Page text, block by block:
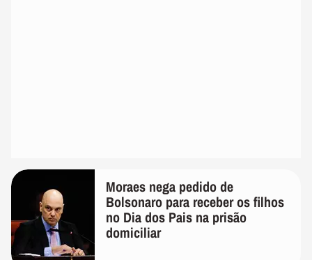
Moraes nega pedido de
Bolsonaro para receber os filhos
no Dia dos Pais na prisão
domiciliar